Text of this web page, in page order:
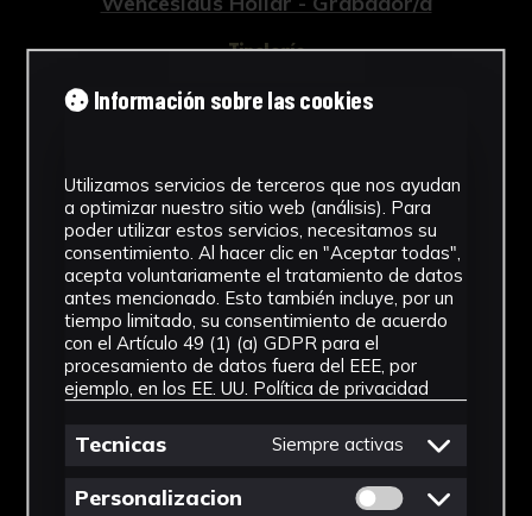
Tipología
Grabados
1759
Estilo
Barroco
Técnica
Grabado a buril
Información sobre las cookies
Utilizamos servicios de terceros que nos ayudan
a optimizar nuestro sitio web (análisis). Para
poder utilizar estos servicios, necesitamos su
consentimiento. Al hacer clic en "Aceptar todas",
acepta voluntariamente el tratamiento de datos
antes mencionado. Esto también incluye, por un
tiempo limitado, su consentimiento de acuerdo
con el Artículo 49 (1) (a) GDPR para el
procesamiento de datos fuera del EEE, por
ejemplo, en los EE. UU. Política de privacidad
Tecnicas Siempre activas
Personalizacion Permitir cookies